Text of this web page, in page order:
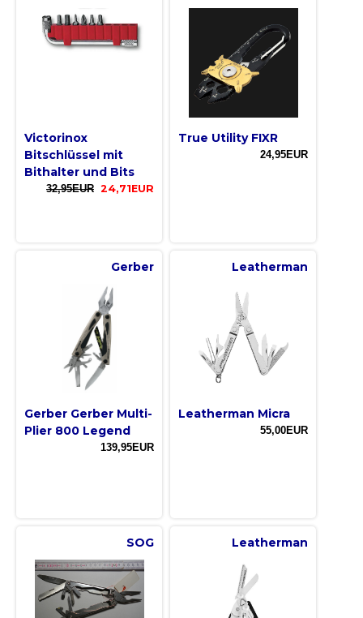
Victorinox
Bitschlüssel mit
Bithalter und Bits
32,95EUR 24,71EUR
True Utility FIXR
24,95EUR
Gerber
Gerber Gerber Multi-
Plier 800 Legend
139,95EUR
Leatherman
Leatherman Micra
55,00EUR
SOG Leatherman